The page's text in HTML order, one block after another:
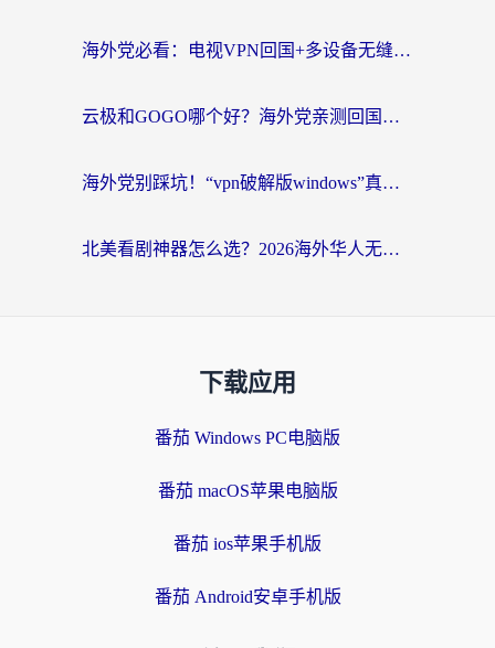
海外党必看：电视VPN回国+多设备无缝访问国内资源的实用指南
云极和GOGO哪个好？海外党亲测回国加速器选择指南（附iOS免费&Windows VPN实用技巧）
海外党别踩坑！“vpn破解版windows”真的能用？教你选对回国加速器无缝刷国内资源
北美看剧神器怎么选？2026海外华人无缝访问国内资源全攻略
下载应用
番茄 Windows PC电脑版
番茄 macOS苹果电脑版
番茄 ios苹果手机版
番茄 Android安卓手机版